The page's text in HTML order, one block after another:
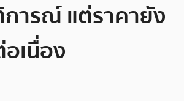
การณ์ แต่ราคายัง
เนื่อง